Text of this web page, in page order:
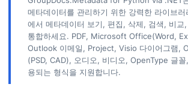
메타데이터를 관리하기 위한 강력한 라이브
에서 메타데이터 보기, 편집, 삭제, 검색, 비교
통합하세요. PDF, Microsoft Office(Word,
Outlook 이메일, Project, Visio 다이어그램,
(PSD, CAD), 오디오, 비디오, OpenType 글
용되는 형식을 지원합니다.